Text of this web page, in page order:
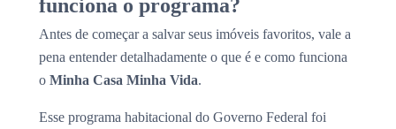
funciona o programa?
Antes de começar a salvar seus imóveis favoritos, vale a
pena entender detalhadamente o que é e como funciona
o Minha Casa Minha Vida.
Esse programa habitacional do Governo Federal foi